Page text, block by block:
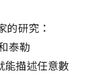
的研究：
泰勒
能描述任意數